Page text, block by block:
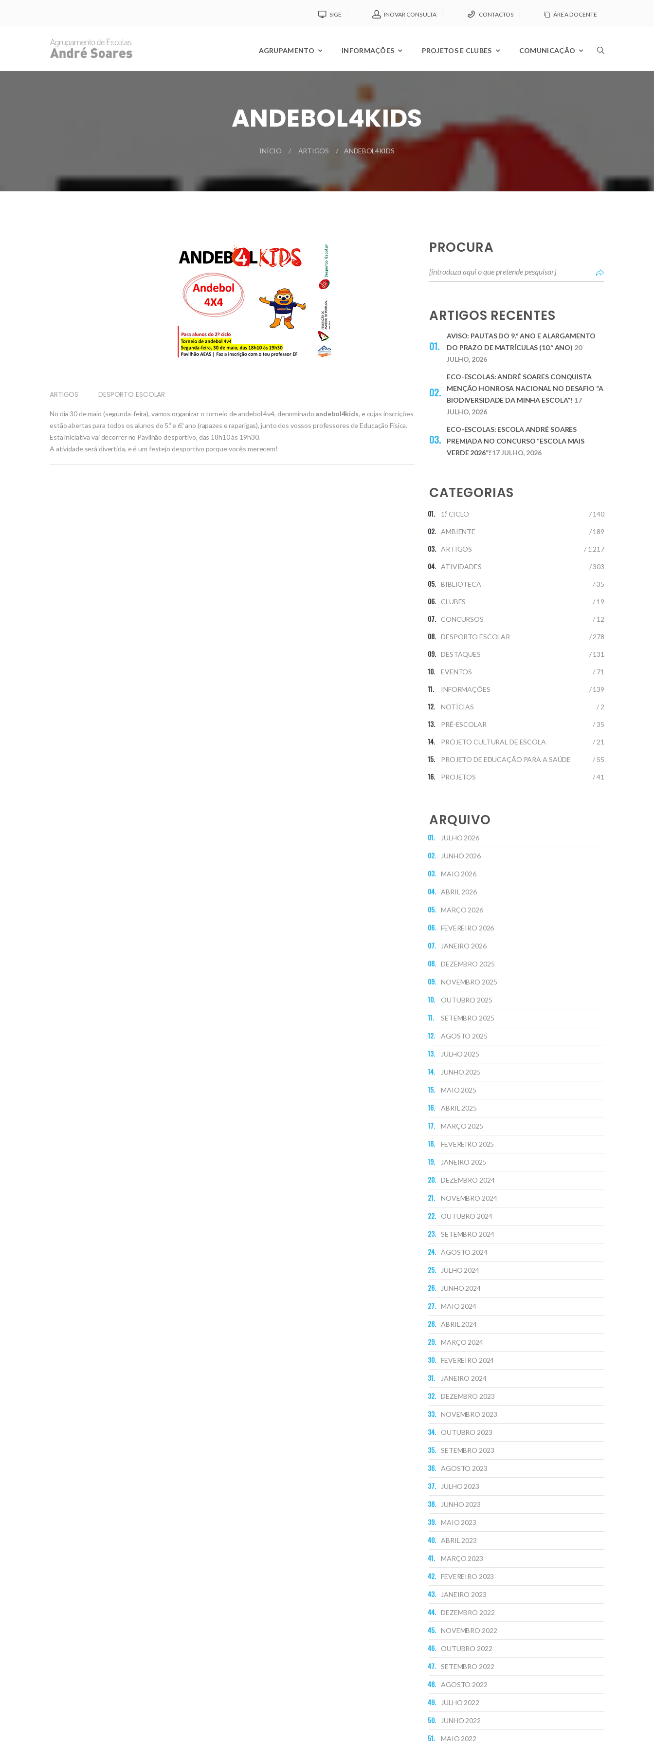
SIGE INOVAR CONSULTA CONTACTOS ÁREA DOCENTE
AGRUPAMENTO INFORMAÇÕES PROJETOS E CLUBES COMUNICAÇÃO
ANDEBOL4KIDS
INÍCIO ARTIGOS ANDEBOL4KIDS
ARTIGOS DESPORTO ESCOLAR
No dia 30 de maio (segunda-feira), vamos organizar o torneio de andebol 4v4, denominado andebol4kids, e cujas inscrições
estão abertas para todos os alunos do 5.º e 6.º ano (rapazes e raparigas), junto dos vossos professores de Educação Física.
Esta iniciativa vai decorrer no Pavilhão desportivo, das 18h10 às 19h30.
A atividade será divertida, e é um festejo desportivo porque vocês merecem!
PROCURA
ARTIGOS RECENTES
AVISO: PAUTAS DO 9.º ANO E ALARGAMENTO
DO PRAZO DE MATRÍCULAS (10.º ANO) 20
JULHO, 2026
ECO-ESCOLAS: ANDRÉ SOARES CONQUISTA
MENÇÃO HONROSA NACIONAL NO DESAFIO “A
BIODIVERSIDADE DA MINHA ESCOLA”! 17
JULHO, 2026
ECO-ESCOLAS: ESCOLA ANDRÉ SOARES
PREMIADA NO CONCURSO “ESCOLA MAIS
VERDE 2026”! 17 JULHO, 2026
CATEGORIAS
1.º CICLO / 140
AMBIENTE / 189
ARTIGOS / 1.217
ATIVIDADES / 303
BIBLIOTECA / 35
CLUBES / 19
CONCURSOS / 12
DESPORTO ESCOLAR / 278
DESTAQUES / 131
EVENTOS / 71
INFORMAÇÕES / 139
NOTÍCIAS / 2
PRÉ-ESCOLAR / 35
PROJETO CULTURAL DE ESCOLA / 21
PROJETO DE EDUCAÇÃO PARA A SAÚDE / 55
PROJETOS / 41
ARQUIVO
JULHO 2026
JUNHO 2026
MAIO 2026
ABRIL 2026
MARÇO 2026
FEVEREIRO 2026
JANEIRO 2026
DEZEMBRO 2025
NOVEMBRO 2025
OUTUBRO 2025
SETEMBRO 2025
AGOSTO 2025
JULHO 2025
JUNHO 2025
MAIO 2025
ABRIL 2025
MARÇO 2025
FEVEREIRO 2025
JANEIRO 2025
DEZEMBRO 2024
NOVEMBRO 2024
OUTUBRO 2024
SETEMBRO 2024
AGOSTO 2024
JULHO 2024
JUNHO 2024
MAIO 2024
ABRIL 2024
MARÇO 2024
FEVEREIRO 2024
JANEIRO 2024
DEZEMBRO 2023
NOVEMBRO 2023
OUTUBRO 2023
SETEMBRO 2023
AGOSTO 2023
JULHO 2023
JUNHO 2023
MAIO 2023
ABRIL 2023
MARÇO 2023
FEVEREIRO 2023
JANEIRO 2023
DEZEMBRO 2022
NOVEMBRO 2022
OUTUBRO 2022
SETEMBRO 2022
AGOSTO 2022
JULHO 2022
JUNHO 2022
MAIO 2022